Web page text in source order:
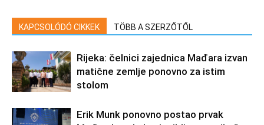
KAPCSOLÓDÓ CIKKEK TÖBB A SZERZŐTŐL
Rijeka: čelnici zajednica Mađara izvan
matične zemlje ponovno za istim
stolom
Erik Munk ponovno postao prvak